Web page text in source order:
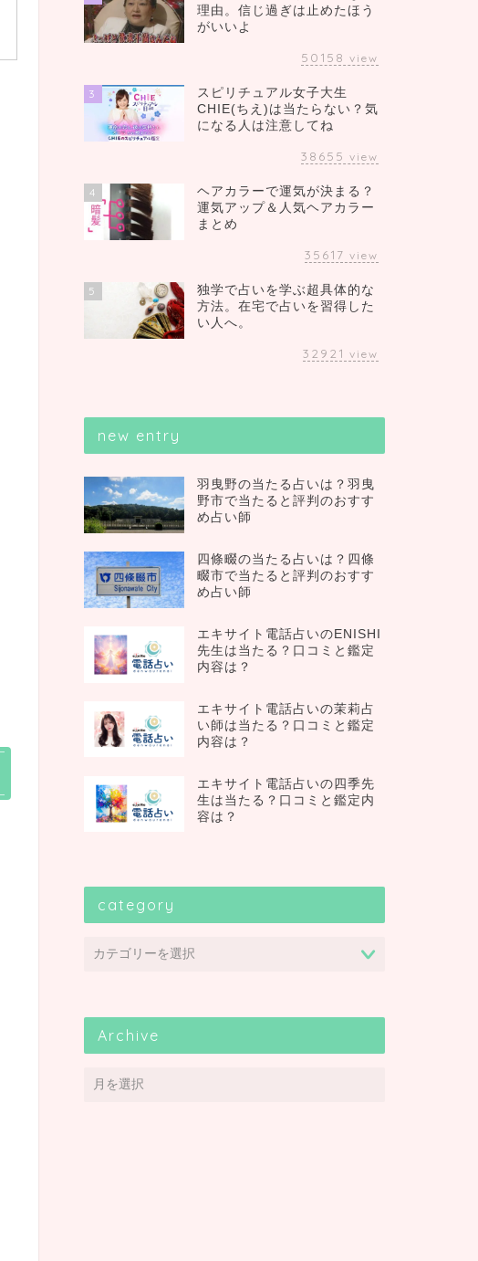
理由。信じ過ぎは止めたほう
がいいよ
50158 view
3
スピリチュアル女子大生
CHIE(ちえ)は当たらない？気
になる人は注意してね
38655 view
4
ヘアカラーで運気が決まる？
運気アップ＆人気ヘアカラー
まとめ
35617 view
5
独学で占いを学ぶ超具体的な
方法。在宅で占いを習得した
い人へ。
32921 view
new entry
羽曳野の当たる占いは？羽曳
野市で当たると評判のおすす
め占い師
四條畷の当たる占いは？四條
畷市で当たると評判のおすす
め占い師
エキサイト電話占いのENISHI
先生は当たる？口コミと鑑定
内容は？
エキサイト電話占いの茉莉占
い師は当たる？口コミと鑑定
内容は？
エキサイト電話占いの四季先
生は当たる？口コミと鑑定内
容は？
category
Archive